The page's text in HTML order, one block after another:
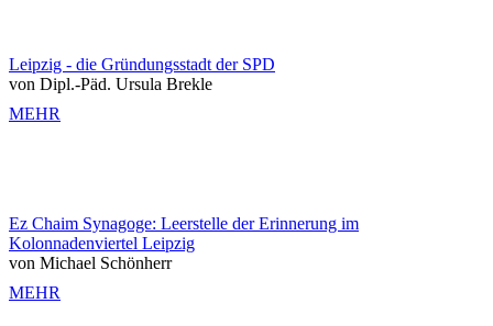
Leipzig - die Gründungsstadt der SPD
von Dipl.-Päd. Ursula Brekle
MEHR
Ez Chaim Synagoge: Leerstelle der Erinnerung im
Kolonnadenviertel Leipzig
von Michael Schönherr
MEHR